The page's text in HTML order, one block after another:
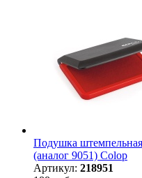
Подушка
(аналог 9051) Colop
Артикул: 218951